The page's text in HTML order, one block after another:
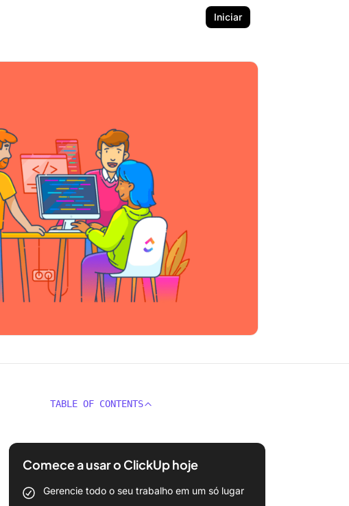
Iniciar
TABLE OF CONTENTS
Comece a usar o ClickUp hoje
Gerencie todo o seu trabalho em um só lugar